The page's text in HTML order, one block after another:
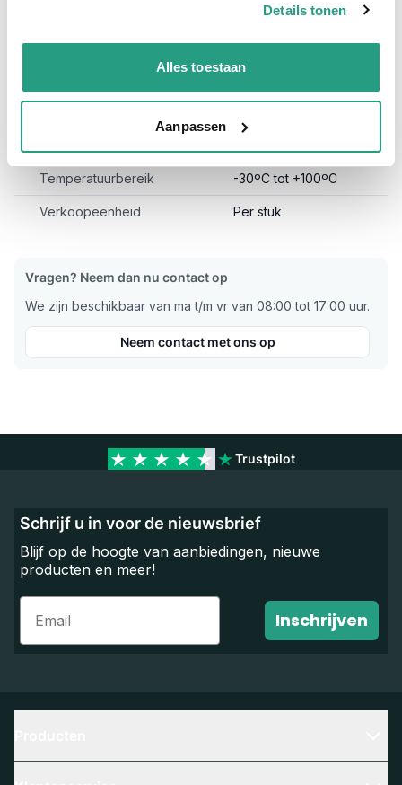
Details tonen
Alles toestaan
Aanpassen
luchtkoppelingen welke een borgrand hebben!
Goede bevestiging
Temperatuurbereik -30ºC tot +100ºC
Verkoopeenheid Per stuk
Vragen? Neem dan nu contact op
We zijn beschikbaar van ma t/m vr van 08:00 tot 17:00 uur.
Neem contact met ons op
Trustpilot
Schrijf u in voor de nieuwsbrief
Blijf op de hoogte van aanbiedingen, nieuwe
producten en meer!
Email
Inschrijven